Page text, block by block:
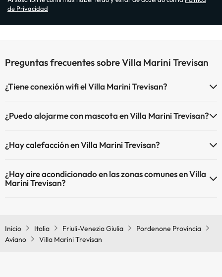
de Privacidad
Preguntas frecuentes sobre Villa Marini Trevisan
¿Tiene conexión wifi el Villa Marini Trevisan?
¿Puedo alojarme con mascota en Villa Marini Trevisan?
¿Hay calefacción en Villa Marini Trevisan?
¿Hay aire acondicionado en las zonas comunes en Villa
Marini Trevisan?
Inicio
Italia Friuli-Venezia Giulia
Pordenone Provincia
Aviano
Villa Marini Trevisan